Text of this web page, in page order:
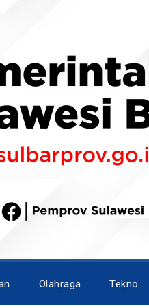
Olahraga Tekno